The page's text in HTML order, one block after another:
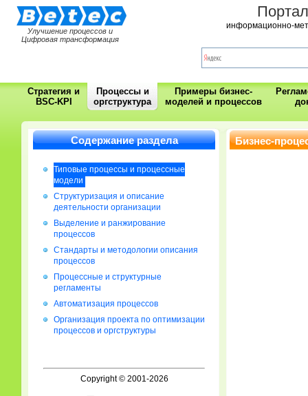
Улучшение процессов и
Цифровая трансформация
информационно-
Стратегия и
BSC-KPI
Процессы и
оргструктура
Примеры бизнес-
моделей и процессов
Содержание раздела
Типовые процессы и процессные
модели
Cтруктуризация и описание
деятельности организации
Выделение и ранжирование
процессов
Стандарты и методологии описания
процессов
Процессные и структурные
регламенты
Автоматизация процессов
Организация проекта по оптимизации
процессов и оргструктуры
Copyright © 2001-2026
Бизнес-